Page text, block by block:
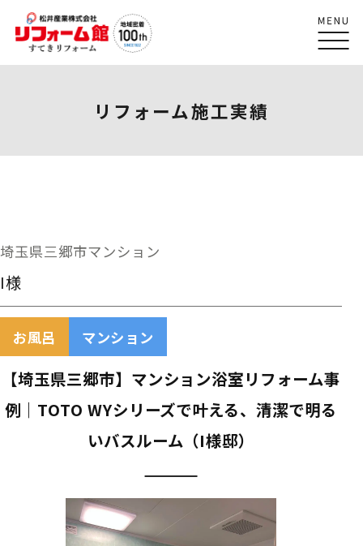
リフォーム施工実績
埼玉県三郷市マンション
I様
お風呂 マンション
【埼玉県三郷市】マンション浴室リフォーム事
例｜TOTO WYシリーズで叶える、清潔で明る
いバスルーム（I様邸）